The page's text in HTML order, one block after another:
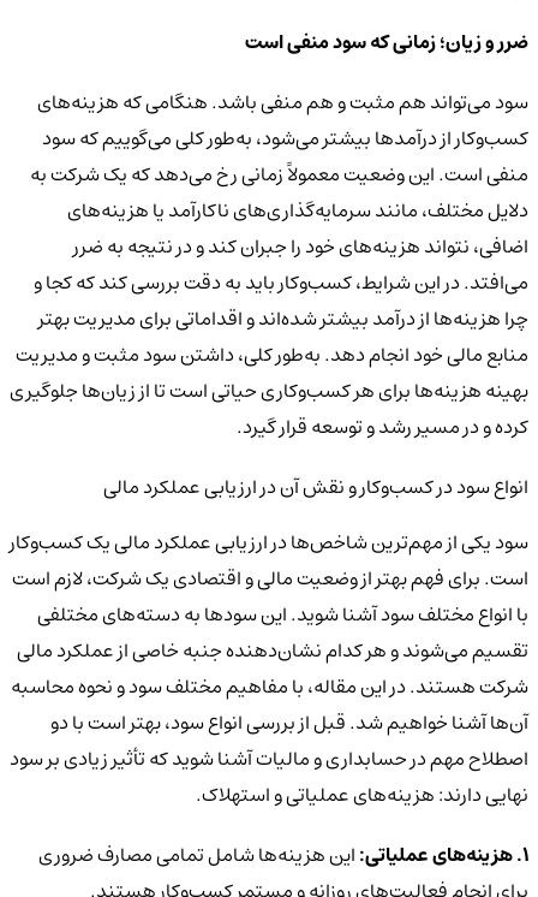
ضرر و زیان؛ زمانی که سود منفی است
سود می‌تواند هم مثبت و هم منفی باشد. هنگامی که هزینه‌های
کسب‌وکار از درآمدها بیشتر می‌شود، به‌طور کلی می‌گوییم که سود
منفی است. این وضعیت معمولاً زمانی رخ می‌دهد که یک شرکت به
دلایل مختلف، مانند سرمایه‌گذاری‌های ناکارآمد یا هزینه‌های
اضافی، نتواند هزینه‌های خود را جبران کند و در نتیجه به ضرر
می‌افتد.در این شرایط، کسب‌وکار باید به دقت بررسی کند که کجا و
چرا هزینه‌ها از درآمد بیشتر شده‌اند و اقداماتی برای مدیریت بهتر
منابع مالی خود انجام دهد. به‌طور کلی، داشتن سود مثبت و مدیریت
بهینه هزینه‌ها برای هر کسب‌وکاری حیاتی است تا از زیان‌ها جلوگیری
کرده و در مسیر رشد و توسعه قرار گیرد.
انواع سود در کسب‌وکار و نقش آن در ارزیابی عملکرد مالی
سود یکی از مهم‌ترین شاخص‌ها در ارزیابی عملکرد مالی یک کسب‌وکار
است. برای فهم بهتر از وضعیت مالی و اقتصادی یک شرکت، لازم است
با انواع مختلف سود آشنا شوید. این سودها به دسته‌های مختلفی
تقسیم می‌شوند و هر کدام نشان‌دهنده جنبه خاصی از عملکرد مالی
شرکت هستند. در این مقاله، با مفاهیم مختلف سود و نحوه محاسبه
آن‌ها آشنا خواهیم شد.قبل از بررسی انواع سود، بهتر است با دو
اصطلاح مهم در حسابداری و مالیات آشنا شوید که تأثیر زیادی بر سود
نهایی دارند: هزینه‌های عملیاتی و استهلاک.
این هزینه‌ها شامل تمامی مصارف ضروری